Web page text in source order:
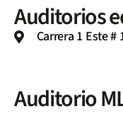
Auditorios
Carrera 1 Este #
Auditorio